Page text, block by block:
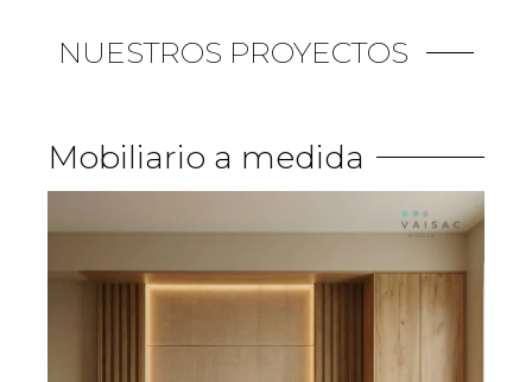
NUESTROS PROYECTOS
Mobiliario a medida